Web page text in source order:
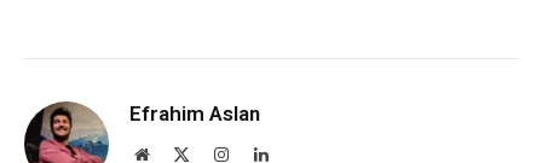
Efrahim Aslan
Website InstagramLinkedIn